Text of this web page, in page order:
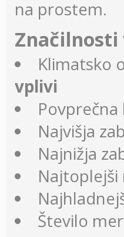
na prostem.
Klimatsko
vplivi
Najvišja
Najnižja
Najtoplejši
Število